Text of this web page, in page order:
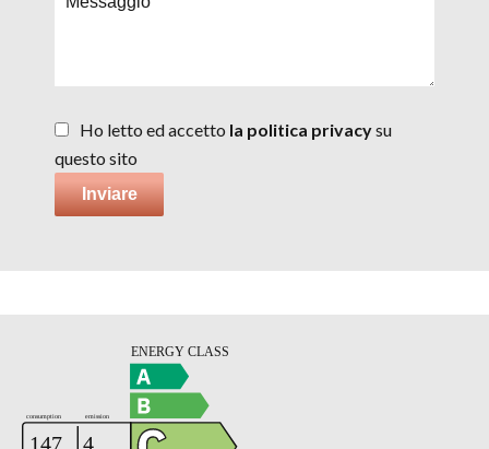
Ho letto ed accetto la politica privacysu
questo sito
Inviare